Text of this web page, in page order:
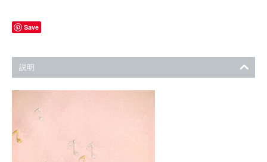
Save
説明